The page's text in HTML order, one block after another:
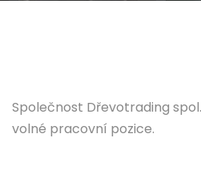
Společnost Dřevotrading
volné pracovní pozice.